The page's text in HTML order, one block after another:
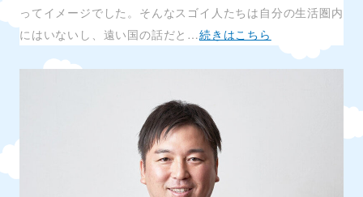
ってイメージでした。そんなスゴイ人たちは自分の生活圏内
にはいないし、遠い国の話だと…続きはこちら